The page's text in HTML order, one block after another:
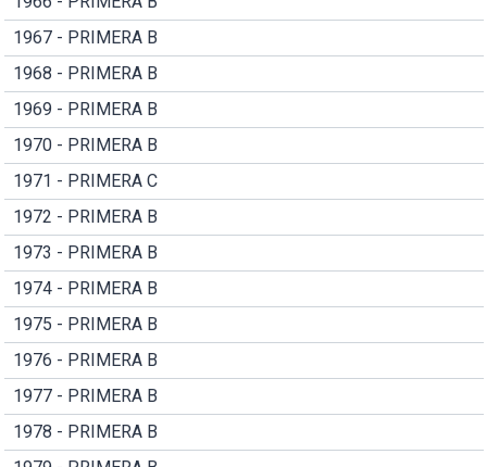
1967 - PRIMERA B
1968 - PRIMERA B
1969 - PRIMERA B
1970 - PRIMERA B
1971 - PRIMERA C
1972 - PRIMERA B
1973 - PRIMERA B
1974 - PRIMERA B
1975 - PRIMERA B
1976 - PRIMERA B
1977 - PRIMERA B
1978 - PRIMERA B